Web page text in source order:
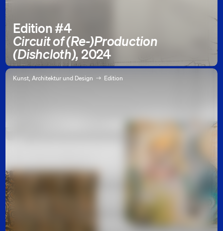
Edition #4
Circuit of (Re-)Production
(Dishcloth), 2024
Kunst, Architektur und Design Edition